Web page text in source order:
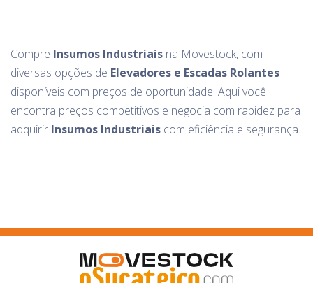
Compre Insumos Industriais na Movestock, com
diversas opções de Elevadores e Escadas Rolantes
disponíveis com preços de oportunidade. Aqui você
encontra preços competitivos e negocia com rapidez para
adquirir Insumos Industriais com eficiência e segurança.